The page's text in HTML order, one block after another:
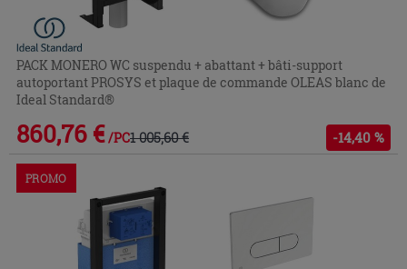
PACK MONERO WC suspendu + abattant + bâti-support
autoportant PROSYS et plaque de commande OLEAS blanc de
Ideal Standard®
860,76 € /PC1 005,60 € -14,40 %
PROMO